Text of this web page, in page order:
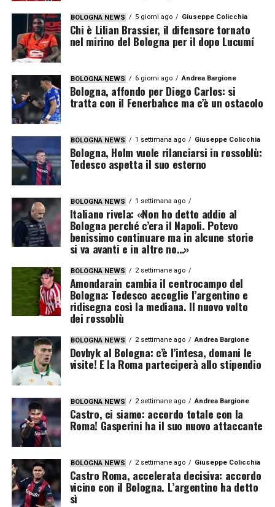
BOLOGNA NEWS 5 giorni ago Giuseppe Colicchia
Chi è Lilian Brassier, il difensore tornato
nel mirino del Bologna per il dopo Lucumí
BOLOGNA NEWS 6 giorni ago Andrea Bargione
Bologna, affondo per Diego Carlos: si
tratta con il Fenerbahce ma c’è un ostacolo
BOLOGNA NEWS 1 settimana ago Giuseppe Colicchia
Bologna, Holm vuole rilanciarsi in rossoblù:
Tedesco aspetta il suo esterno
BOLOGNA NEWS 1 settimana ago
Italiano rivela: «Non ho detto addio al
Bologna perché c’era il Napoli. Potevo
benissimo continuare ma in alcune storie
si va avanti e in altre no…»
BOLOGNA NEWS 2 settimane ago
Amondarain cambia il centrocampo del
Bologna: Tedesco accoglie l’argentino e
ridisegna così la mediana. Il nuovo volto
dei rossoblù
BOLOGNA NEWS 2 settimane ago Andrea Bargione
Dovbyk al Bologna: c’è l’intesa, domani le
visite! E la Roma parteciperà allo stipendio
BOLOGNA NEWS 2 settimane ago Andrea Bargione
Castro, ci siamo: accordo totale con la
Roma! Gasperini ha il suo nuovo attaccante
BOLOGNA NEWS 2 settimane ago Giuseppe Colicchia
Castro Roma, accelerata decisiva: accordo
vicino con il Bologna. L’argentino ha detto
sì